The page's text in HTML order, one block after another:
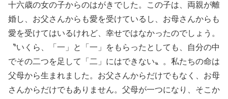
十六歳の女の子からのはがきでした。この子は、両親が離
婚し、お父さんからも愛を受けているし、お母さんからも
愛を受けてはいるけれど、幸せではなかったのでしょう。
〝いくら、「一」と「一」をもらったとしても、自分の中
でその二つを足して「二」にはできない〟。私たちの命は
父母から生まれました。お父さんからだけでもなく、お母
さんからだけでもありません。父母が一つになり、そこか